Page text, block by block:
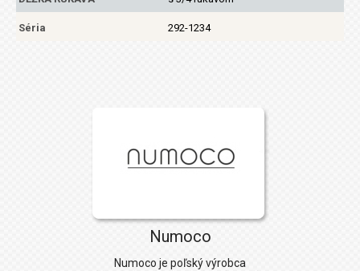
Séria 292-1234
Numoco
Numoco je poľský výrobca